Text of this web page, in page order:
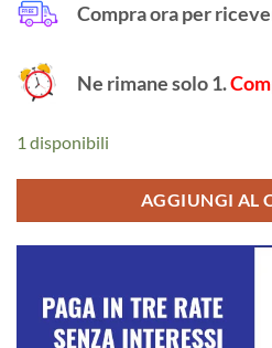
Compra ora per
Ne rimane solo 1.
1 disponibili
AGGIUNGI AL